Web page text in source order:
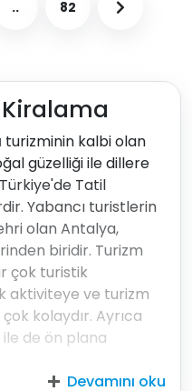
.. 82
turizminin kalbi olan
güzelliği ile dillere
Tatil
Yabancı turistlerin
olan Antalya,
biridir. Turizm
çok turistik
aktiviteye ve turizm
kolaydır. Ayrıca
de ön plana
Devamını oku